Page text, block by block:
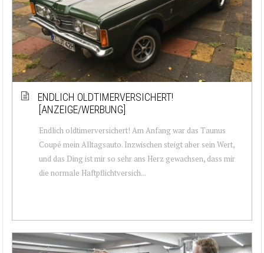
ENDLICH OLDTIMERVERSICHERT!
[ANZEIGE/WERBUNG]
Endlich oldtimerversichert! Am Anfang war das Taunus
Coupé mein Alltagsauto. Inzwischen steigt aber sein Wert,
und das Ding ist mir so sehr ans Herz gewachsen, dass mir
die normale Haftpflichtversich...